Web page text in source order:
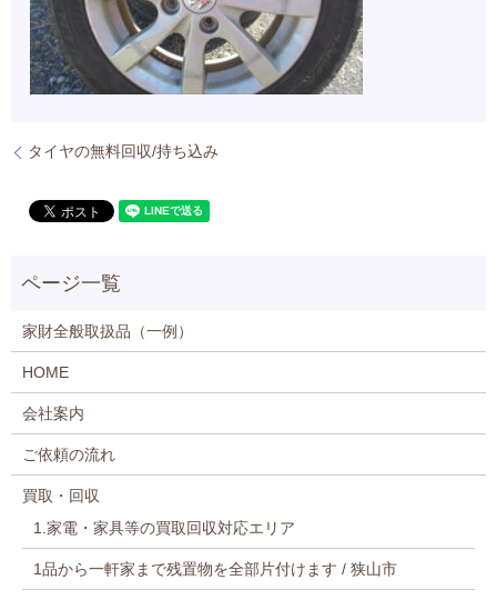
タイヤの無料回収/持ち込み
家財全般取扱品（一例）
HOME
会社案内
ご依頼の流れ
買取・回収
1.家電・家具等の買取回収対応エリア
1品から一軒家まで残置物を全部片付けます / 狭山市